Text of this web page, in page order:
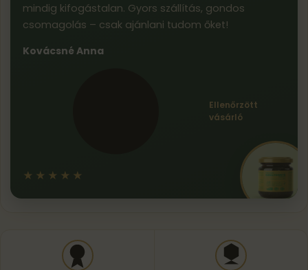
mindig kifogástalan. Gyors szállítás, gondos
csomagolás – csak ajánlani tudom őket!
Kovácsné Anna
Ellenőrzött
vásárló
★★★★★